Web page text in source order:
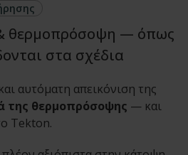
θερμοπρόσοψη — όπως
στα σχέδια
αυτόματη απεικόνιση της
της θερμοπρόσοψης — και
Tekton.